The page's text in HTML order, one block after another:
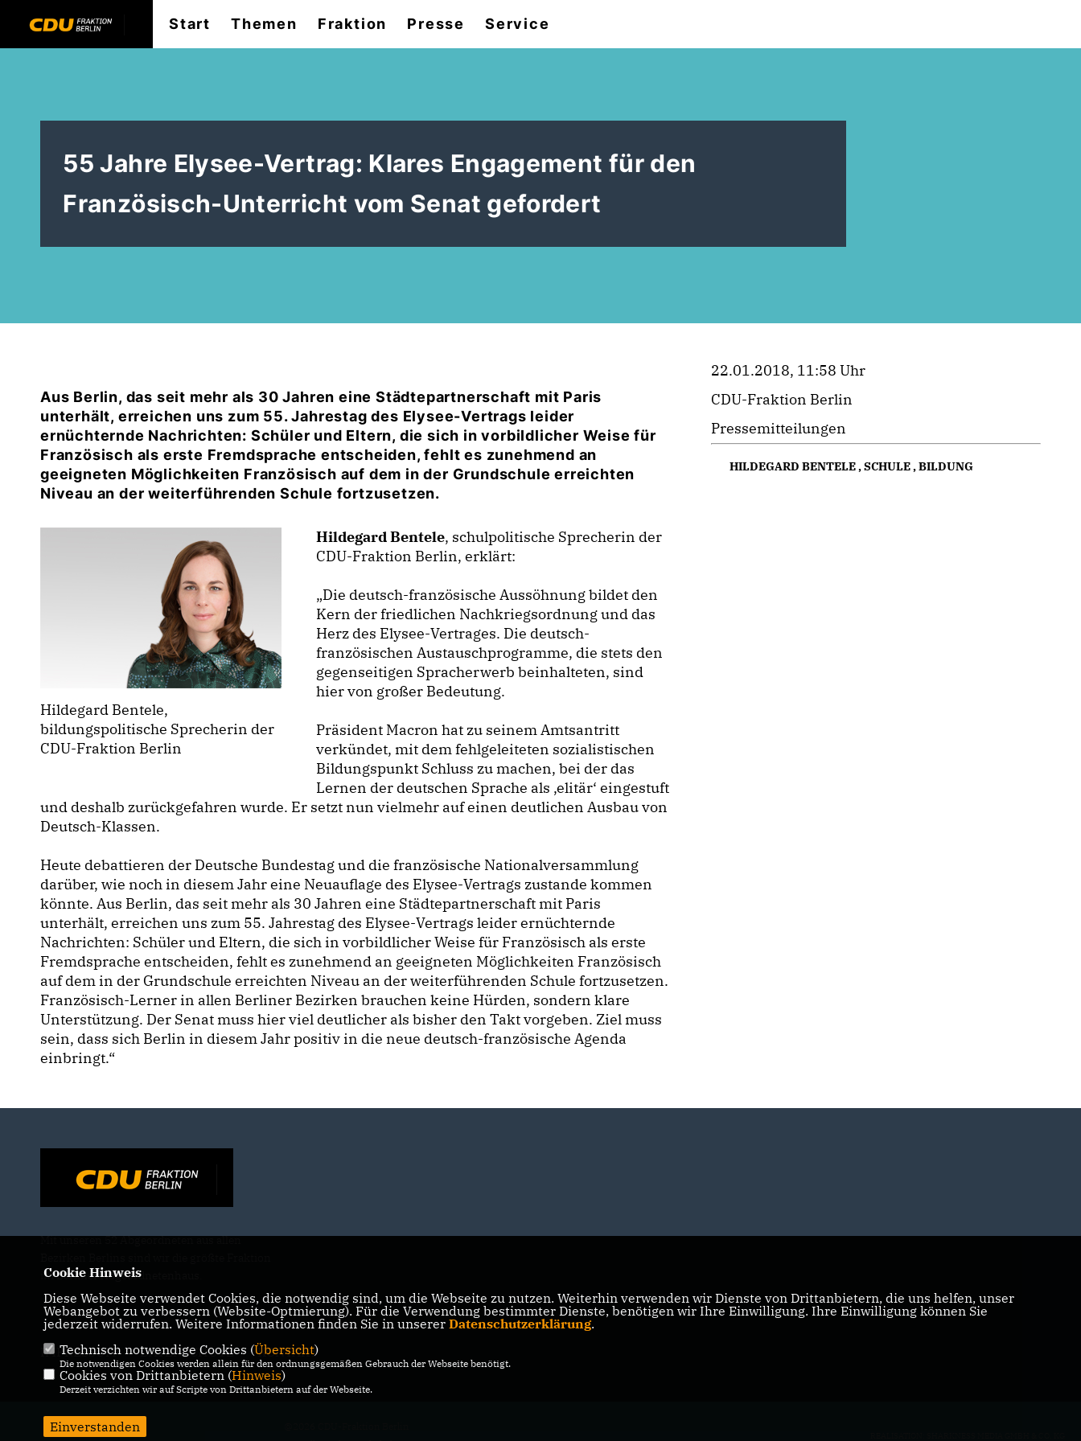
Start Themen Fraktion Presse Service
55 Jahre Elysee-Vertrag: Klares Engagement für den
Französisch-Unterricht vom Senat gefordert
Aus Berlin, das seit mehr als 30 Jahren eine Städtepartnerschaft mit Paris
unterhält, erreichen uns zum 55. Jahrestag des Elysee-Vertrags leider
ernüchternde Nachrichten: Schüler und Eltern, die sich in vorbildlicher Weise für
Französisch als erste Fremdsprache entscheiden, fehlt es zunehmend an
geeigneten Möglichkeiten Französisch auf dem in der Grundschule erreichten
Niveau an der weiterführenden Schule fortzusetzen.
Hildegard Bentele,
bildungspolitische Sprecherin der
CDU-Fraktion Berlin
Hildegard Bentele, schulpolitische Sprecherin der
CDU-Fraktion Berlin, erklärt:
Die deutsch-französische Aussöhnung bildet den
Kern der friedlichen Nachkriegsordnung und das
Herz des Elysee-Vertrages. Die deutsch-
französischen Austauschprogramme, die stets den
gegenseitigen Spracherwerb beinhalteten, sind
hier von großer Bedeutung.
Präsident Macron hat zu seinem Amtsantritt
verkündet, mit dem fehlgeleiteten sozialistischen
Bildungspunkt Schluss zu machen, bei der das
Lernen der deutschen Sprache als ‚elitär‘ eingestuft
und deshalb zurückgefahren wurde. Er setzt nun vielmehr auf einen deutlichen Ausbau von
Deutsch-Klassen.
Heute debattieren der Deutsche Bundestag und die französische Nationalversammlung
darüber, wie noch in diesem Jahr eine Neuauflage des Elysee-Vertrags zustande kommen
könnte. Aus Berlin, das seit mehr als 30 Jahren eine Städtepartnerschaft mit Paris
unterhält, erreichen uns zum 55. Jahrestag des Elysee-Vertrags leider ernüchternde
Nachrichten: Schüler und Eltern, die sich in vorbildlicher Weise für Französisch als erste
Fremdsprache entscheiden, fehlt es zunehmend an geeigneten Möglichkeiten Französisch
auf dem in der Grundschule erreichten Niveau an der weiterführenden Schule fortzusetzen.
Französisch-Lerner in allen Berliner Bezirken brauchen keine Hürden, sondern klare
Unterstützung. Der Senat muss hier viel deutlicher als bisher den Takt vorgeben. Ziel muss
sein, dass sich Berlin in diesem Jahr positiv in die neue deutsch-französische Agenda
einbringt.“
22.01.2018, 11:58 Uhr
CDU-Fraktion Berlin
Pressemitteilungen
HILDEGARD BENTELE,SCHULE,BILDUNG
Mit unseren 52 Abgeordneten aus allen
im Berliner Abgeordnetenhaus.
IMPRESSUM DATENSCHUTZ KONTAKT
Cookie Hinweis
Diese Webseite verwendet Cookies, die notwendig sind, um die Webseite zu nutzen. Weiterhin verwenden wir Dienste von Drittanbietern, die uns helfen, unser
Webangebot zu verbessern (Website-Optmierung). Für die Verwendung bestimmter Dienste, benötigen wir Ihre Einwilligung. Ihre Einwilligung können Sie
jederzeit widerrufen. Weitere Informationen finden Sie in unserer Datenschutzerklärung.
Technisch notwendige Cookies (Übersicht)
Die notwendigen Cookies werden allein für den ordnungsgemäßen Gebrauch der Webseite benötigt.
Cookies von Drittanbietern (Hinweis)
Derzeit verzichten wir auf Scripte von Drittanbietern auf der Webseite.
Einverstanden